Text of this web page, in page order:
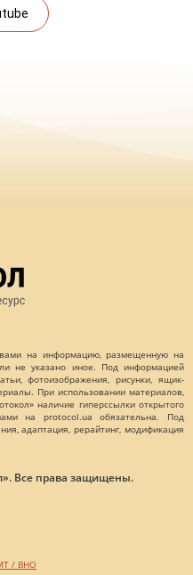
на информацию, размещенную на
не указано иное. Под информацией
фотоизображения, рисунки, ящик-
При использовании материалов,
наличие гиперссылки открытого
на protocol.ua обязательна. Под
адаптация, рерайтинг, модификация
Все права защищены.
/ ВНО